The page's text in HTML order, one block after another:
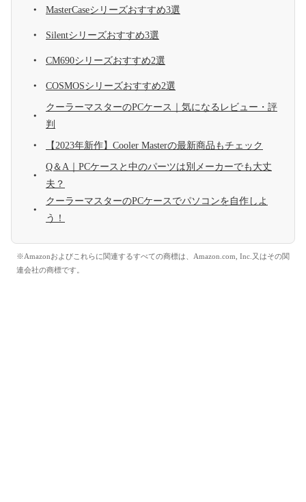
MasterCaseシリーズおすすめ3選
Silentシリーズおすすめ3選
CM690シリーズおすすめ2選
COSMOSシリーズおすすめ2選
クーラーマスターのPCケース｜気になるレビュー・評
判
【2023年新作】Cooler Masterの最新商品もチェック
Q＆A｜PCケースと中のパーツは別メーカーでも大丈
夫？
クーラーマスターのPCケースでパソコンを自作しよ
う！
※Amazonおよびこれらに関連するすべての商標は、Amazon.com, Inc.又はその関
連会社の商標です。